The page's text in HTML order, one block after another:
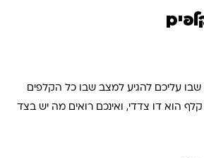
עליכם להגיע למצב שבו כל הקלפים
הוא דו צדדי, ואינכם רואים מה יש בצד